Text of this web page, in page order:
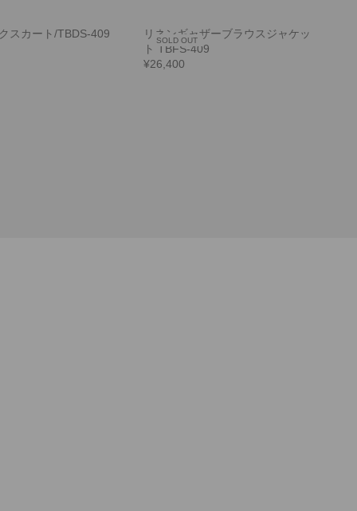
スカート/TBDS-409
SOLD OUT
リネンギャザーブラウスジャケッ
ト TBFS-409
¥26,400